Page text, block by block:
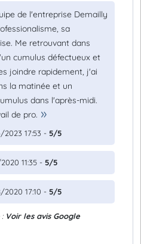
de l'entreprise Demailly
sa
Me retrouvant dans
cumulus défectueux et
joindre rapidement, j'ai
la matinée et un
dans l'après-midi.
de pro.
17:53 - 5/5
11:35 - 5/5
17:10 - 5/5
: Voir les avis Google